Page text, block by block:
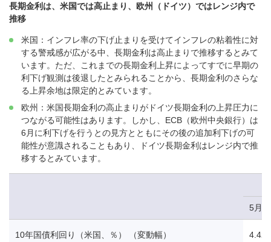
長期金利は、米国では高止まり、欧州（ドイツ）ではレンジ内で
推移
米国：インフレ率の下げ止まりを受けてインフレの粘着性に対
する警戒感が広がる中、長期金利は高止まりで推移するとみて
います。ただ、これまでの長期金利上昇によってすでに早期の
利下げ観測は後退したとみられることから、長期金利のさらな
る上昇余地は限定的とみています。
欧州：米国長期金利の高止まりがドイツ長期金利の上昇圧力に
つながる可能性はあります。しかし、ECB（欧州中央銀行）は
6月に利下げを行うとの見方とともにその後の追加利下げの可
能性が意識されることもあり、ドイツ長期金利はレンジ内で推
移するとみています。
5月
10年国債利回り（米国、％） （変動幅） 4.42